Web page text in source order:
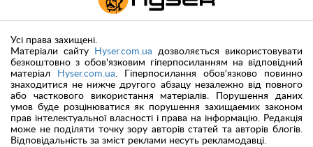
Усі права захищені.
Матеріали сайту
Hyser.com.ua дозволяється використовувати
безкоштовно з обов'язковим гіперпосиланням на відповідний
матеріал
Hyser.com.ua. Гіперпосилання обов'язково повинно
знаходитися не нижче другого абзацу незалежно від повного
або часткового використання матеріалів. Порушення даних
умов буде розцінюватися як порушення захищаемих законом
прав інтелектуальної власності і права на інформацію. Редакція
може не поділяти точку зору авторів статей та авторів блогів.
Відповідальність за зміст реклами несуть рекламодавці.